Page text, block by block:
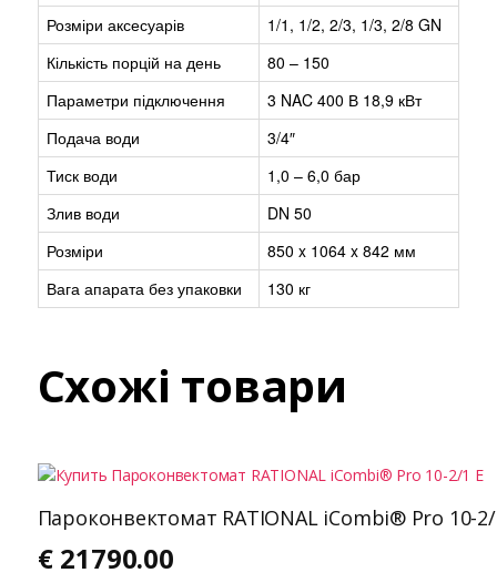
Розміри аксесуарів
1/1, 1/2, 2/3, 1/3, 2/8 GN
Кількість порцій на день
80 – 150
Параметри підключення
3 NAC 400 В 18,9 кВт
Подача води
3/4″
Тиск води
1,0 – 6,0 бар
Злив води
DN 50
Розміри
850 x 1064 x 842 мм
Вага апарата без упаковки
130 кг
Схожі товари
Пароконвектомат RATIONAL iCombi® Pro 10-2/
€ 21790.00